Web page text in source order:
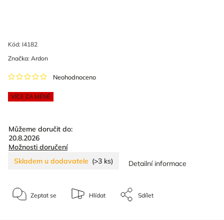
Kód: I4182
VÍCE ZA MÉNĚ
Neohodnoceno
Značka: Ardon
Můžeme doručit do:
20.8.2026
Možnosti doručení
Skladem u dodavatele (>3 ks) Detailní informace
Zeptat se Hlídat Sdílet